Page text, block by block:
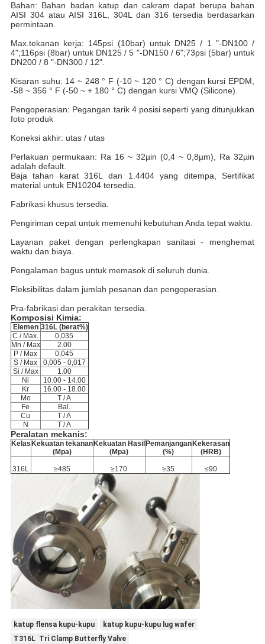
Bahan: Bahan badan katup dan cakram dapat berupa bahan
AISI 304 atau AISI 316L, 304L dan 316 tersedia berdasarkan
permintaan.
Max.tekanan kerja: 145psi (10bar) untuk DN25 / 1 "-DN100 /
4";116psi (8bar) untuk DN125 / 5 "-DN150 / 6";73psi (5bar) untuk
DN200 / 8 "-DN300 / 12".
Kisaran suhu: 14 ~ 248 ° F (-10 ~ 120 ° C) dengan kursi EPDM,
-58 ~ 356 ° F (-50 ~ + 180 ° C) dengan kursi VMQ (Silicone).
Pengoperasian: Pegangan tarik 4 posisi seperti yang ditunjukkan
foto produk
Koneksi akhir: utas / utas
Perlakuan permukaan: Ra 16 ~ 32µin (0,4 ~ 0,8µm), Ra 32µin
adalah default.
Baja tahan karat 316L dan 1.4404 yang ditempa, Sertifikat
material untuk EN10204 tersedia.
Fabrikasi khusus tersedia.
Pengiriman cepat untuk memenuhi kebutuhan Anda tepat waktu.
Layanan paket dengan perlengkapan sanitasi - menghemat
waktu dan biaya.
Pengalaman bagus untuk memasok di seluruh dunia.
Fleksibilitas dalam jumlah pesanan dan pengoperasian.
Pra-fabrikasi dan perakitan tersedia.
Komposisi Kimia:
Elemen 316L (berat%)
C / Max.
0,035
Mn / Max
2.00
P / Max
0,045
S / Max
0,005 - 0,017
Si / Max
1.00
Ni
10.00 - 14.00
Kr
16.00 - 18.00
Mo
T / A
Fe
Bal.
Cu
T / A
N
T / A
Peralatan mekanis:
Kelas Kekuatan tekanan
(Mpa)
Kekuatan Hasil
(Mpa)
Pemanjangan
(%)
Kekerasan
(HRB)
316L ≥485 ≥170 ≥35 ≤90
katup flensa kupu-kupu
katup kupu-kupu lug wafer
T316L Tri Clamp Butterfly Valve